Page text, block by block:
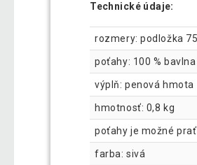
Technické údaje:
rozmery: podložka
poťahy: 100 %
výplň: penová hmota
hmotnosť: 0,8 kg
poťahy je možné
farba: sivá